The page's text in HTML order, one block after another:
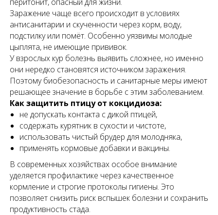
Заражение чаще всего происходит в условиях
антисанитарии и скученности через корм, воду,
подстилку или помёт. Особенно уязвимы молодые
цыплята, не имеющие прививок.
У взрослых кур болезнь выявить сложнее, но именно
они нередко становятся источником заражения.
Поэтому биобезопасность и санитарные меры имеют
решающее значение в борьбе с этим заболеванием.
Как защитить птицу от кокцидиоза:
не допускать контакта с дикой птицей,
содержать курятник в сухости и чистоте,
использовать чистый брудер для молодняка,
применять кормовые добавки и вакцины.
В современных хозяйствах особое внимание
уделяется профилактике через качественное
кормление и строгие протоколы гигиены. Это
позволяет снизить риск вспышек болезни и сохранить
продуктивность стада.